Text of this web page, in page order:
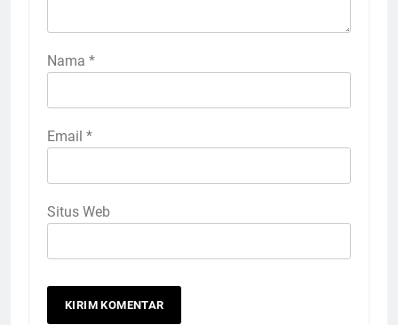
Nama *
Email *
Situs Web